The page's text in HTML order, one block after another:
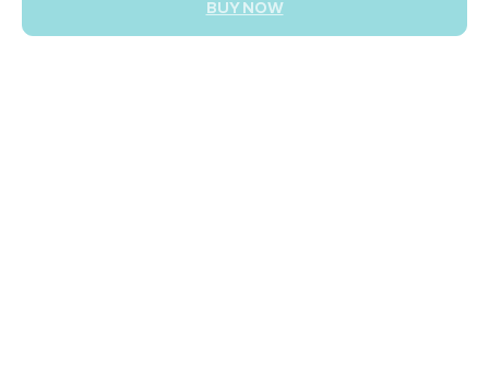
BUY NOW